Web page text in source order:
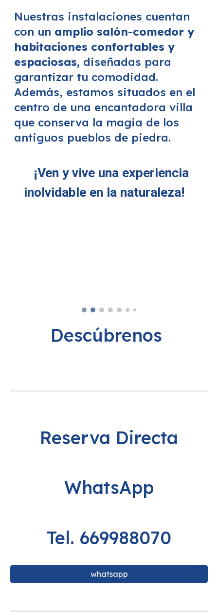
Nuestras instalaciones cuentan
con un amplio salón-comedor y
habitaciones confortables y
espaciosas, diseñadas para
garantizar tu comodidad.
Además, estamos situados en el
centro de una encantadora villa
que conserva la magia de los
antiguos pueblos de piedra.
¡Ven y vive una experiencia
inolvidable en la naturaleza!
Descúbrenos
Reserva Directa
WhatsApp
Tel. 669988070
whatsapp